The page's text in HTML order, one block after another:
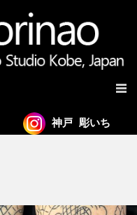
神戸 彫いち